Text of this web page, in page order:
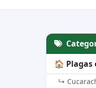
🏠 Plagas
↳